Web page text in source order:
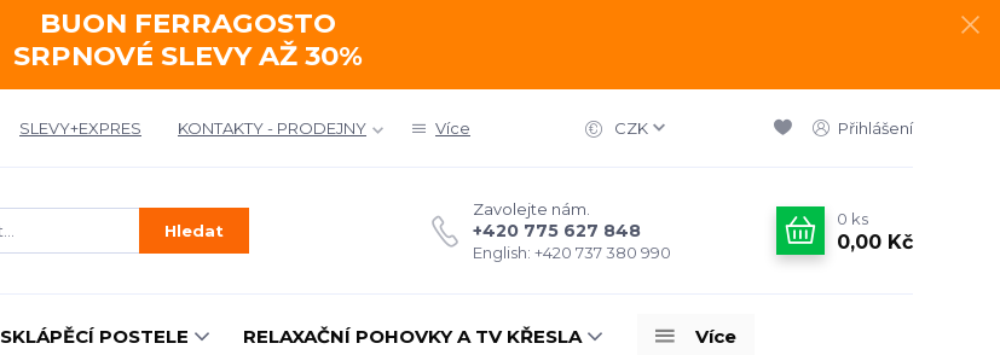
BUON FERRAGOSTO
SRPNOVÉ SLEVY AŽ 30%
SLEVY+EXPRES KONTAKTY - PRODEJNY Více CZK Přihlášení
Hledat
Zavolejte nám.
+420 775 627 848
English: +420 737 380 990
0 ks
0,00 Kč
SKLÁPĚCÍ POSTELE RELAXAČNÍ POHOVKY A TV KŘESLA Více